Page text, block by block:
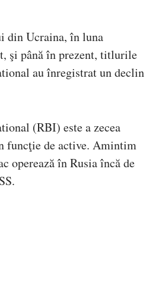
din Ucraina, în luna
şi până în prezent, titlurile
au înregistrat un declin
(RBI) este a zecea
funcţie de active. Amintim
operează în Rusia încă de